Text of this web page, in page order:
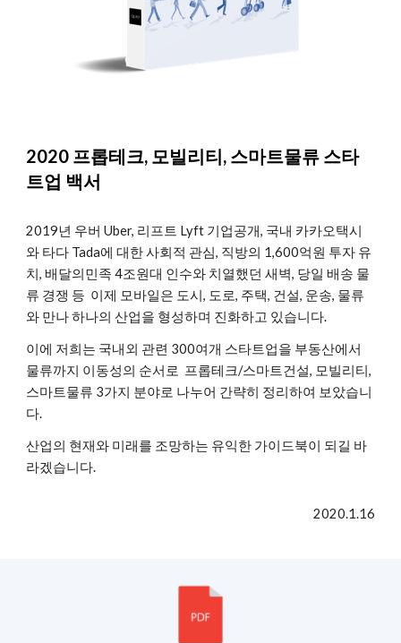
2020 프롭테크, 모빌리티, 스마트물류 스타
트업 백서
2019년 우버 Uber, 리프트 Lyft 기업공개, 국내 카카오택시
와 타다 Tada에 대한 사회적 관심, 직방의 1,600억원 투자 유
치, 배달의민족 4조원대 인수와 치열했던 새벽, 당일 배송 물
류 경쟁 등 이제 모바일은 도시, 도로, 주택, 건설, 운송, 물류
와 만나 하나의 산업을 형성하며 진화하고 있습니다.
이에 저희는 국내외 관련 300여개 스타트업을 부동산에서
물류까지 이동성의 순서로 프롭테크/스마트건설, 모빌리티,
스마트물류 3가지 분야로 나누어 간략히 정리하여 보았습니
다.
산업의 현재와 미래를 조망하는 유익한 가이드북이 되길 바
라겠습니다.
2020.1.16